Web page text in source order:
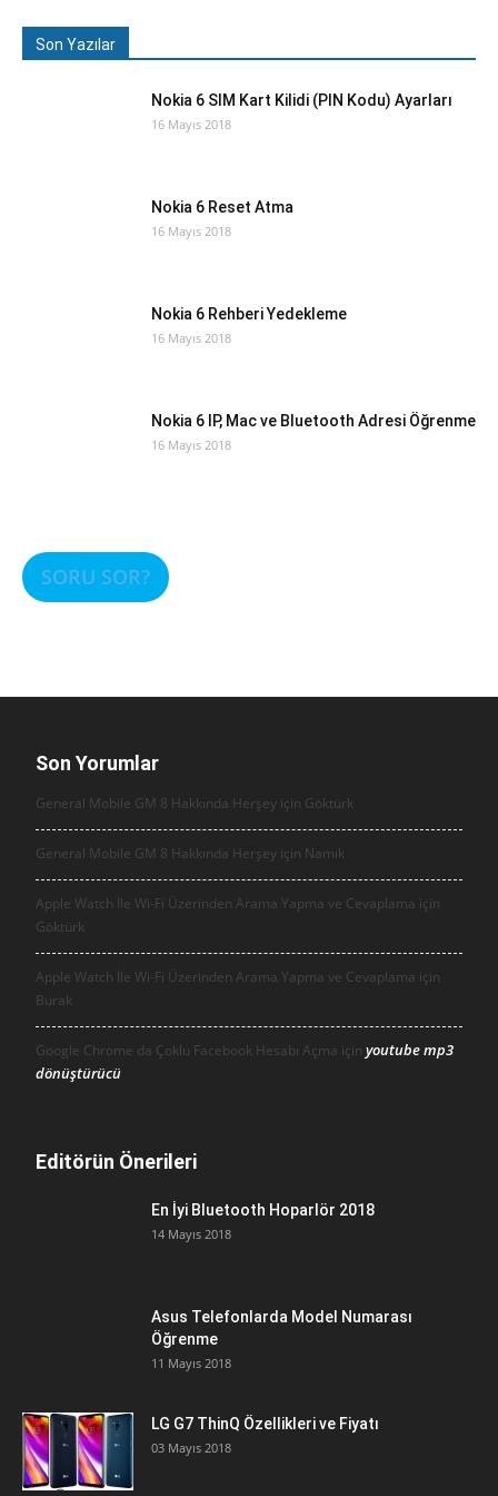
Son Yazılar
Nokia 6 SIM Kart Kilidi (PIN Kodu) Ayarları
16 Mayıs 2018
Nokia 6 Reset Atma
16 Mayıs 2018
Nokia 6 Rehberi Yedekleme
16 Mayıs 2018
Nokia 6 IP, Mac ve Bluetooth Adresi Öğrenme
16 Mayıs 2018
SORU SOR?
Son Yorumlar
General Mobile GM 8 Hakkında Herşey için Göktürk
General Mobile GM 8 Hakkında Herşey için Namık
Apple Watch İle Wi-Fi Üzerinden Arama Yapma ve Cevaplama için
Göktürk
Apple Watch İle Wi-Fi Üzerinden Arama Yapma ve Cevaplama için
Burak
Google Chrome da Çoklu Facebook Hesabı Açma için youtube mp3
dönüştürücü
Editörün Önerileri
En İyi Bluetooth Hoparlör 2018
14 Mayıs 2018
Asus Telefonlarda Model Numarası
Öğrenme
11 Mayıs 2018
LG G7 ThinQ Özellikleri ve Fiyatı
03 Mayıs 2018